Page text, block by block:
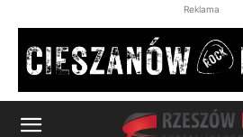
Reklama